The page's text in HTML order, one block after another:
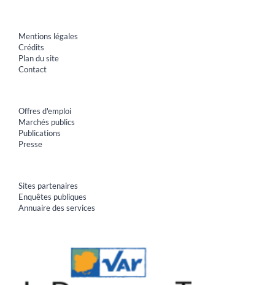
Mentions légales
Crédits
Plan du site
Contact
Offres d'emploi
Marchés publics
Publications
Presse
Sites partenaires
Enquêtes publiques
Annuaire des services